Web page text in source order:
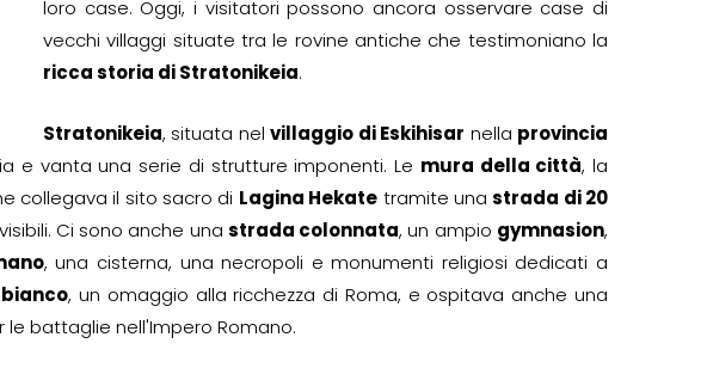
loro case. Oggi, i visitatori possono ancora osservare case di
vecchi villaggi situate tra le rovine antiche che testimoniano la
ricca storia di Stratonikeia.
Stratonikeia, situata nelvillaggio di Eskihisar nella provincia
e vanta una serie di strutture imponenti. Le mura della città, la
collegava il sito sacro di Lagina Hekate tramite unastrada di 20
Ci sono anche una strada colonnata, un ampio gymnasion,
, una cisterna, una necropoli e monumenti religiosi dedicati a
, un omaggio alla ricchezza di Roma, e ospitava anche una
battaglie nell'Impero Romano.